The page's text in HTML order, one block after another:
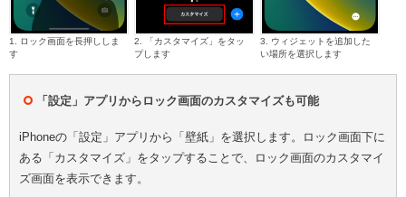
1. ロック画面を長押ししま
す
2. 「カスタマイズ」をタッ
プします
3. ウィジェットを追加した
い場所を選択します
「設定」アプリからロック画面のカスタマイズも可能
iPhoneの「設定」アプリから「壁紙」を選択します。ロック画面下に
ある「カスタマイズ」をタップすることで、ロック画面のカスタマイ
ズ画面を表示できます。